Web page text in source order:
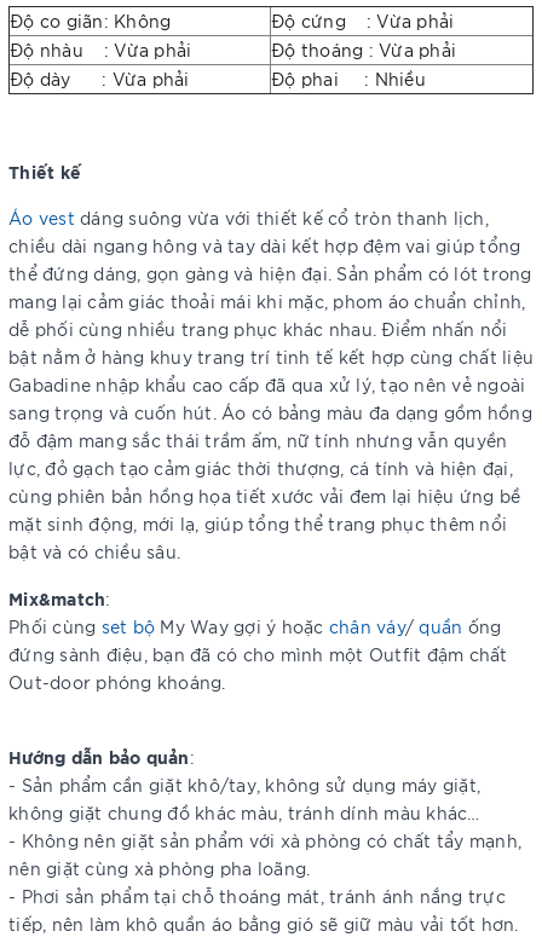
Độ co giãn: Không
Độ cứng : Vừa phải
Độ nhàu : Vừa phải
Độ thoáng : Vừa phải
Độ dày : Vừa phải
Độ phai : Nhiều
Thiết kế
Áo vest dáng suông vừa với thiết kế cổ tròn thanh lịch,
chiều dài ngang hông và tay dài kết hợp đệm vai giúp tổng
thể đứng dáng, gọn gàng và hiện đại. Sản phẩm có lót trong
mang lại cảm giác thoải mái khi mặc, phom áo chuẩn chỉnh,
dễ phối cùng nhiều trang phục khác nhau. Điểm nhấn nổi
bật nằm ở hàng khuy trang trí tinh tế kết hợp cùng chất liệu
Gabadine nhập khẩu cao cấp đã qua xử lý, tạo nên vẻ ngoài
sang trọng và cuốn hút. Áo có bảng màu đa dạng gồm hồng
đỗ đậm mang sắc thái trầm ấm, nữ tính nhưng vẫn quyền
lực, đỏ gạch tạo cảm giác thời thượng, cá tính và hiện đại,
cùng phiên bản hồng họa tiết xước vải đem lại hiệu ứng bề
mặt sinh động, mới lạ, giúp tổng thể trang phục thêm nổi
bật và có chiều sâu.
Mix&match:
Phối cùng set bộ My Way gợi ý hoặc chân váy/quần ống
đứng sành điệu, bạn đã có cho mình một Outfit đậm chất
Out-door phóng khoáng.
Hướng dẫn bảo quản:
- Sản phẩm cần giặt khô/tay, không sử dụng máy giặt,
không giặt chung đồ khác màu, tránh dính màu khác…
- Không nên giặt sản phẩm với xà phòng có chất tẩy mạnh,
nên giặt cùng xà phòng pha loãng.
- Phơi sản phẩm tại chỗ thoáng mát, tránh ánh nắng trực
tiếp, nên làm khô quần áo bằng gió sẽ giữ màu vải tốt hơn.